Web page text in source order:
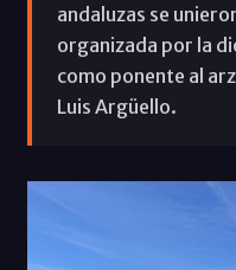
andaluzas se
organizada por la
como ponente al
Luis Argüello.